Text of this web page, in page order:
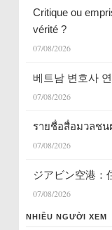
Critique ou
vérité ?
07/08/2026
베트남 변호사
07/08/2026
รายชื่อสื่อมวลชน
07/08/2026
ジアビン空港：
07/08/2026
NHIỀU NGƯỜI XEM